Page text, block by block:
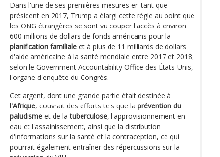
Dans l'une de ses premières mesures en tant que
président en 2017, Trump a élargi cette règle au point que
les ONG étrangères se sont vu couper l'accès à environ
600 millions de dollars de fonds américains pour la
planification familiale et à plus de 11 milliards de dollars
d'aide américaine à la santé mondiale entre 2017 et 2018,
selon le Government Accountability Office des États-Unis,
l'organe d'enquête du Congrès.
Cet argent, dont une grande partie était destinée à
l'Afrique, couvrait des efforts tels que la prévention du
paludisme et de latuberculose, l'approvisionnement en
eau et l'assainissement, ainsi que la distribution
d'informations sur la santé et la contraception, ce qui
pourrait également entraîner des répercussions sur la